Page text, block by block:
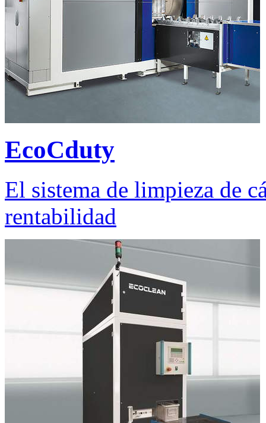
EcoCduty
El sistema de limpieza de
rentabilidad